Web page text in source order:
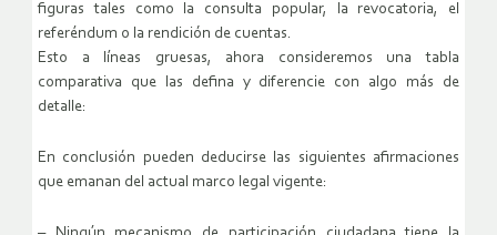
figuras tales como la consulta popular, la revocatoria, el
referéndum o la rendición de cuentas.
Esto a líneas gruesas, ahora consideremos una tabla
comparativa que las defina y diferencie con algo más de
detalle:
En conclusión pueden deducirse las siguientes afirmaciones
que emanan del actual marco legal vigente: